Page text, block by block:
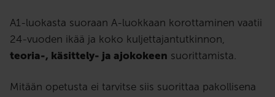
A1-luokasta suoraan A-luokkaan korottaminen vaatii
24-vuoden ikää ja koko kuljettajantutkinnon,
teoria-, käsittely- ja ajokokeen suorittamista.
Mitään opetusta ei tarvitse siis suorittaa pakollisena